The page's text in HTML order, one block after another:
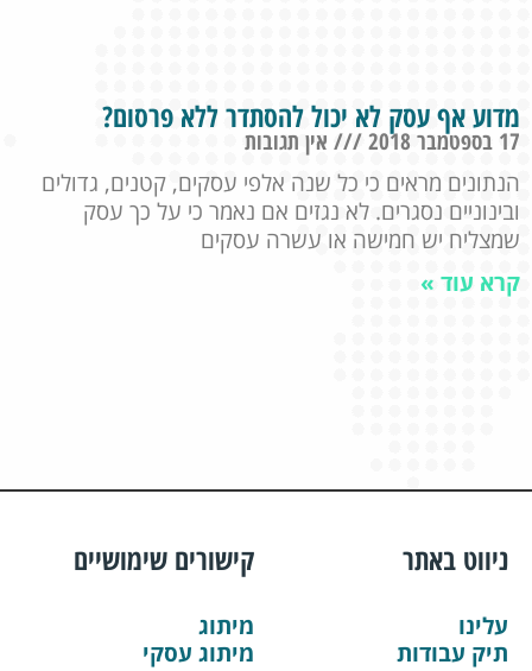
מדוע אף עסק לא יכול להסתדר ללא פרסום?
17 בספטמבר 2018
אין תגובות
הנתונים מראים כי כל שנה אלפי עסקים, קטנים, גדולים
ובינוניים נסגרים. לא נגזים אם נאמר כי על כך עסק
שמצליח יש חמישה או עשרה עסקים
קרא עוד »
ניווט באתר
עלינו
תיק עבודות
קישורים שימושיים
מיתוג
מיתוג עסקי